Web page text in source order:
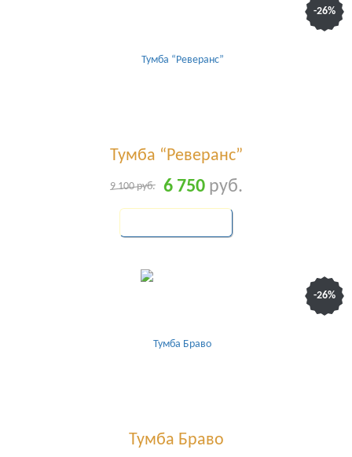
Тумба “Реверанс”
9 100руб. 6 750руб.
-26%
Тумба Браво
-26%